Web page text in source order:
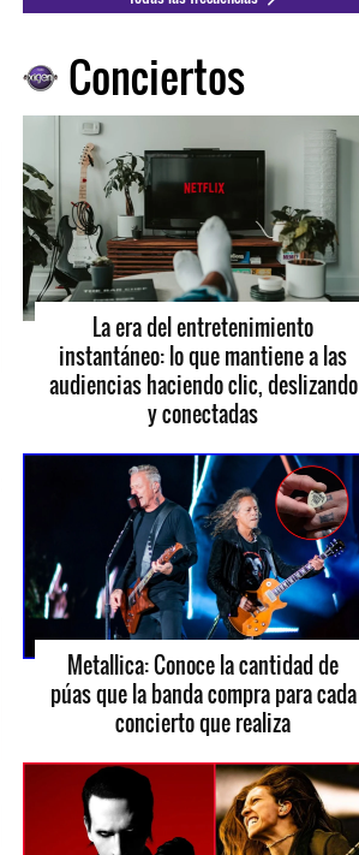
Conciertos
La era del entretenimiento
instantáneo: lo que mantiene a las
audiencias haciendo clic, deslizando
y conectadas
Metallica: Conoce la cantidad de
púas que la banda compra para cada
concierto que realiza